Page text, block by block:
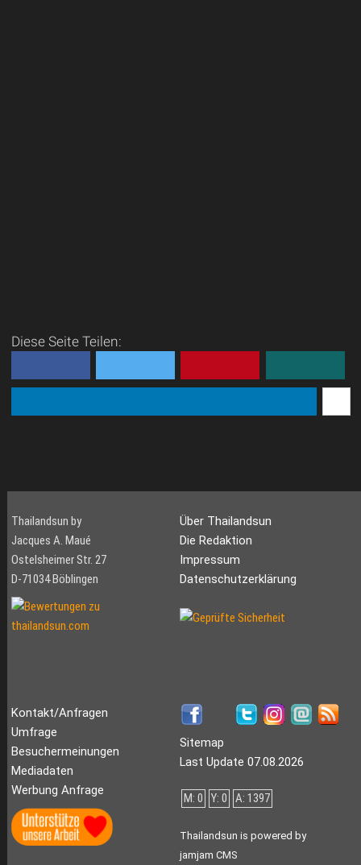
Diese Seite Teilen:
Thailandsun by
Jacques A. Maué
Ostelsheimer Str. 27
D-71034 Böblingen
Über Thailandsun
Die Redaktion
Impressum
Datenschutzerklärung
Kontakt/Anfragen
Umfrage
Besuchermeinungen
Mediadaten
Werbung Anfrage
Sitemap
Last Update 07.08.2026
M: 0 Y: 0 A: 1397
Thailandsun is powered by
jamjam CMS